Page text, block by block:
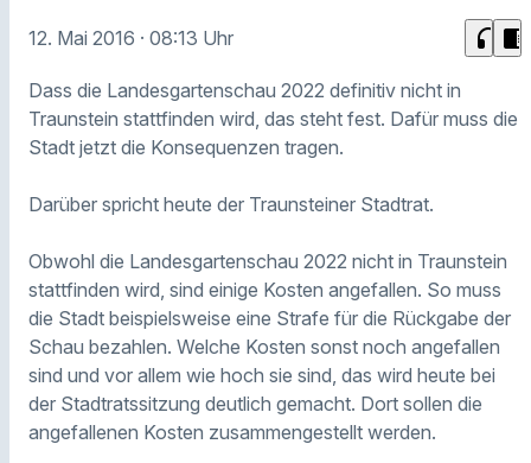
12. Mai 2016 · 08:13 Uhr headphones chrome_reader_mode
Dass die Landesgartenschau 2022 definitiv nicht in
Traunstein stattfinden wird, das steht fest. Dafür muss die
Stadt jetzt die Konsequenzen tragen.
Darüber spricht heute der Traunsteiner Stadtrat.
Obwohl die Landesgartenschau 2022 nicht in Traunstein
stattfinden wird, sind einige Kosten angefallen. So muss
die Stadt beispielsweise eine Strafe für die Rückgabe der
Schau bezahlen. Welche Kosten sonst noch angefallen
sind und vor allem wie hoch sie sind, das wird heute bei
der Stadtratssitzung deutlich gemacht. Dort sollen die
angefallenen Kosten zusammengestellt werden.